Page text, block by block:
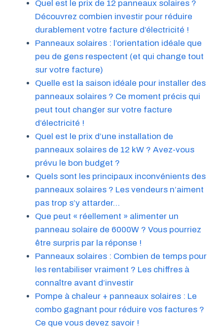
Quel est le prix de 12 panneaux solaires ?
Découvrez combien investir pour réduire
durablement votre facture d’électricité !
Panneaux solaires : l’orientation idéale que
peu de gens respectent (et qui change tout
sur votre facture)
Quelle est la saison idéale pour installer des
panneaux solaires ? Ce moment précis qui
peut tout changer sur votre facture
d’électricité !
Quel est le prix d’une installation de
panneaux solaires de 12 kW ? Avez-vous
prévu le bon budget ?
Quels sont les principaux inconvénients des
panneaux solaires ? Les vendeurs n’aiment
pas trop s’y attarder…
Que peut « réellement » alimenter un
panneau solaire de 6000W ? Vous pourriez
être surpris par la réponse !
Panneaux solaires : Combien de temps pour
les rentabiliser vraiment ? Les chiffres à
connaître avant d’investir
Pompe à chaleur + panneaux solaires : Le
combo gagnant pour réduire vos factures ?
Ce que vous devez savoir !